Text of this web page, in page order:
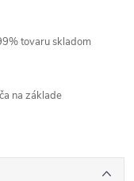
tovaru skladom
na základe